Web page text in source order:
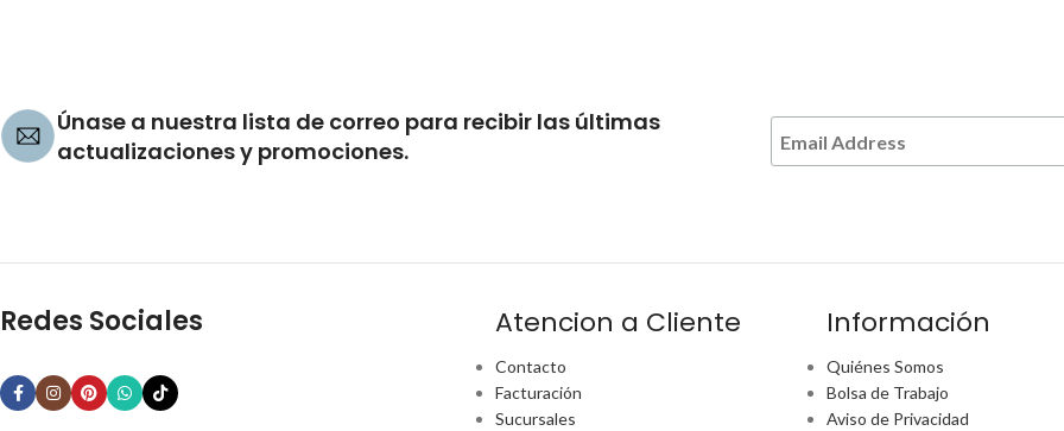
Únase a nuestra lista de correo para recibir las últimas
actualizaciones y promociones.
Redes Sociales Atencion a Cliente
Contacto
Facturación
Sucursales
Información
Quiénes Somos
Bolsa de Trabajo
Aviso de Privacidad